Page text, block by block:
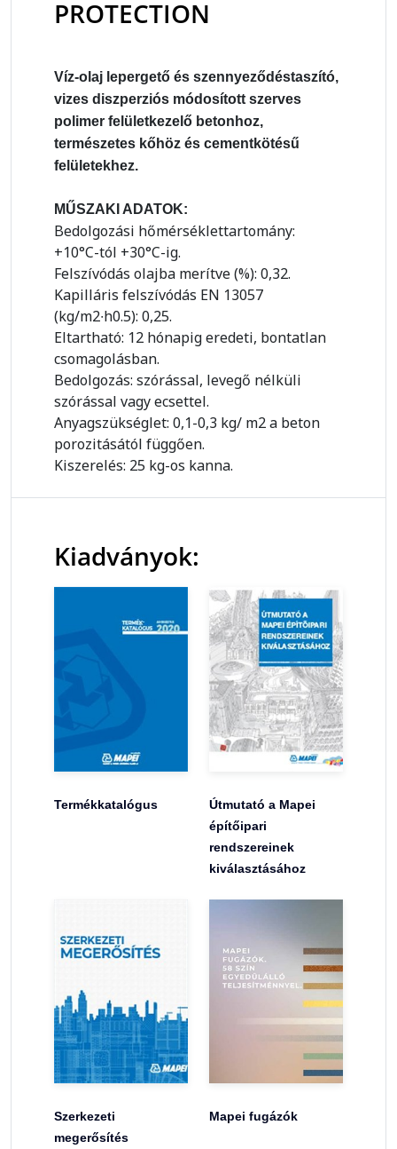
PROTECTION
Víz-olaj lepergető és szennyeződéstaszító,
vizes diszperziós módosított szerves
polimer felületkezelő betonhoz,
természetes kőhöz és cementkötésű
felületekhez.
MŰSZAKI ADATOK:
Bedolgozási hőmérséklettartomány:
+10°C-tól +30°C-ig.
Felszívódás olajba merítve (%): 0,32.
Kapilláris felszívódás EN 13057
(kg/m2∙h0.5): 0,25.
Eltartható: 12 hónapig eredeti, bontatlan
csomagolásban.
Bedolgozás: szórással, levegő nélküli
szórással vagy ecsettel.
Anyagszükséglet: 0,1-0,3 kg/ m2 a beton
porozitásától függően.
Kiszerelés: 25 kg-os kanna.
Kiadványok:
Termékkatalógus
Útmutató a Mapei
építőipari
rendszereinek
kiválasztásához
Szerkezeti
megerősítés
Mapei fugázók